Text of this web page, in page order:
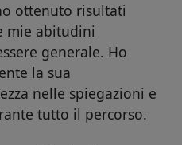
ottenuto risultati
mie abitudini
generale. Ho
la sua
nelle spiegazioni e
tutto il percorso.